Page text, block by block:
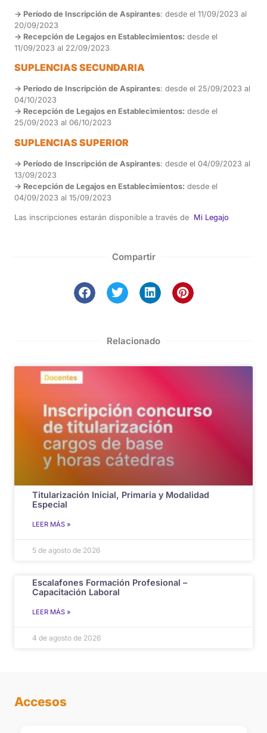
-> Período de Inscripción de Aspirantes: desde el 11/09/2023 al
20/09/2023
-> Recepción de Legajos en Establecimientos: desde el
11/09/2023 al 22/09/2023
SUPLENCIAS SECUNDARIA
-> Período de Inscripción de Aspirantes: desde el 25/09/2023 al
04/10/2023
-> Recepción de Legajos en Establecimientos: desde el
25/09/2023 al 06/10/2023
SUPLENCIAS SUPERIOR
-> Período de Inscripción de Aspirantes: desde el 04/09/2023 al
13/09/2023
-> Recepción de Legajos en Establecimientos: desde el
04/09/2023 al 15/09/2023
Las inscripciones estarán disponible a través de Mi Legajo
Compartir
Relacionado
Titularización Inicial, Primaria y Modalidad
Especial
LEER MÁS »
5 de agosto de 2026
Escalafones Formación Profesional –
Capacitación Laboral
LEER MÁS »
4 de agosto de 2026
Accesos